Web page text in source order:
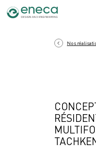
Nos